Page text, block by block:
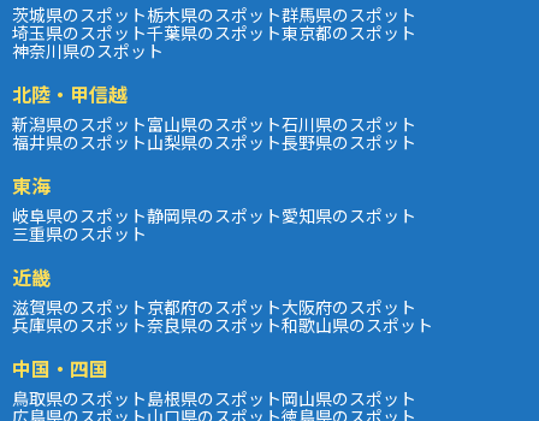
茨城県のスポット栃木県のスポット群馬県のスポット
埼玉県のスポット千葉県のスポット東京都のスポット
神奈川県のスポット
北陸・甲信越
新潟県のスポット富山県のスポット石川県のスポット
福井県のスポット山梨県のスポット長野県のスポット
東海
岐阜県のスポット静岡県のスポット愛知県のスポット
三重県のスポット
近畿
滋賀県のスポット京都府のスポット大阪府のスポット
兵庫県のスポット奈良県のスポット和歌山県のスポット
中国・四国
鳥取県のスポット島根県のスポット岡山県のスポット
広島県のスポット山口県のスポット徳島県のスポット